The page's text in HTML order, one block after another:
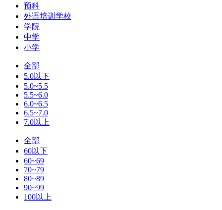
预科
外语培训学校
学院
中学
小学
全部
5.0以下
5.0~5.5
5.5~6.0
6.0~6.5
6.5~7.0
7.0以上
全部
60以下
60~69
70~79
80~89
90~99
100以上